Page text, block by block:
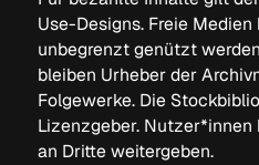
Use-Designs. Freie
unbegrenzt genützt
bleiben Urheber der
Folgewerke. Die
Lizenzgeber.
an Dritte weitergeben.